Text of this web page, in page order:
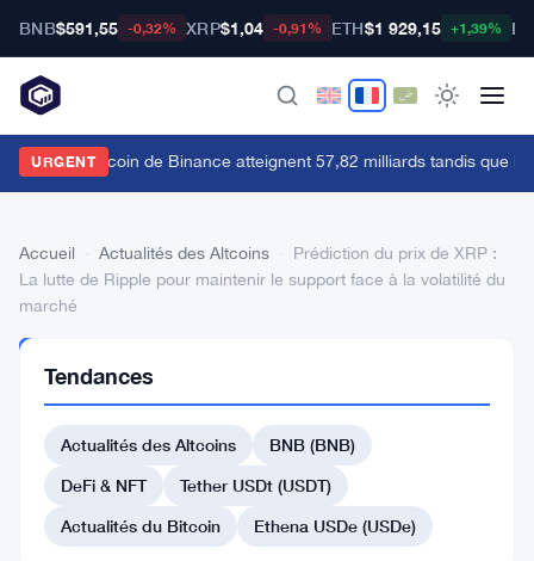
BNB$591,55 -0,32% XRP$1,04 -0,91% ETH$1 929,15 +1,39%
URGENT
futures Bitcoin de Binance atteignent 57,82 milliards tandis que le
Accueil Actualités des Altcoins
Prédiction du prix de XRP :
La lutte de Ripple pour maintenir le support face à la volatilité du
marché
DES
ALTCOINS
Prédiction
prix
Tendances
Actualités des Altcoins
BNB (BNB)
DeFi & NFT
Tether USDt (USDT)
Actualités du Bitcoin
Ethena USDe (USDe)